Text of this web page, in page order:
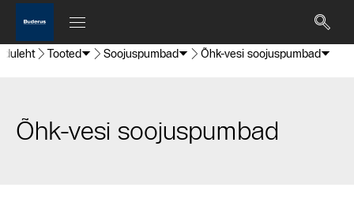
Tooted Soojuspumbad Õhk-vesi soojuspumbad
Õhk-vesi soojuspumbad